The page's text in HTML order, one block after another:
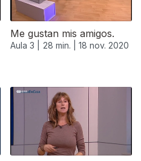
Me gustan mis amigos.
Aula 3 | 28 min. | 18 nov. 2020